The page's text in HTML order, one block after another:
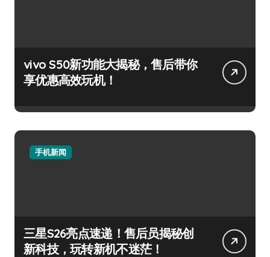
vivo S50新功能大揭秘，售后带你
享优惠高效玩机！
手机新闻
三星S26亮点速递！售后员揭秘创
新科技，玩转新机不迷茫！